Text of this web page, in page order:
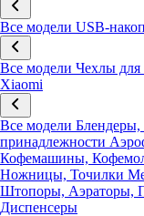
Все модели USB-
Все модели Чехлы
Xiaomi
Все модели
принадлежности
Кофемашины,
Ножницы, Точилки
Штопоры, Аэраторы,
Диспенсеры